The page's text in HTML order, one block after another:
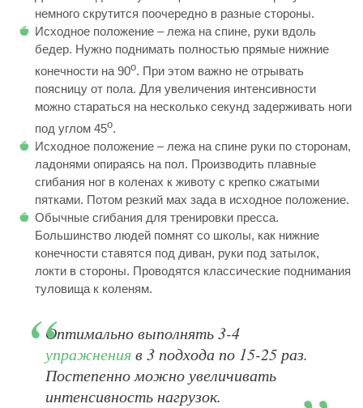
немного скрутится поочередно в разные стороны.
Исходное положение – лежа на спине, руки вдоль
бедер. Нужно поднимать полностью прямые нижние
конечности на 90о. При этом важно не отрывать
поясницу от пола. Для увеличения интенсивности
можно стараться на несколько секунд задерживать ноги
под углом 45о.
Исходное положение – лежа на спине руки по сторонам,
ладонями опираясь на пол. Производить плавные
сгибания ног в коленах к животу с крепко сжатыми
пятками. Потом резкий мах зада в исходное положение.
Обычные сгибания для тренировки пресса.
Большинство людей помнят со школы, как нижние
конечности ставятся под диван, руки под затылок,
локти в стороны. Проводятся классические поднимания
туловища к коленям.
Оптимально выполнять 3-4
упражненияв 3 подхода по 15-25 раз.
Постепенно можно увеличивать
интенсивность нагрузок.